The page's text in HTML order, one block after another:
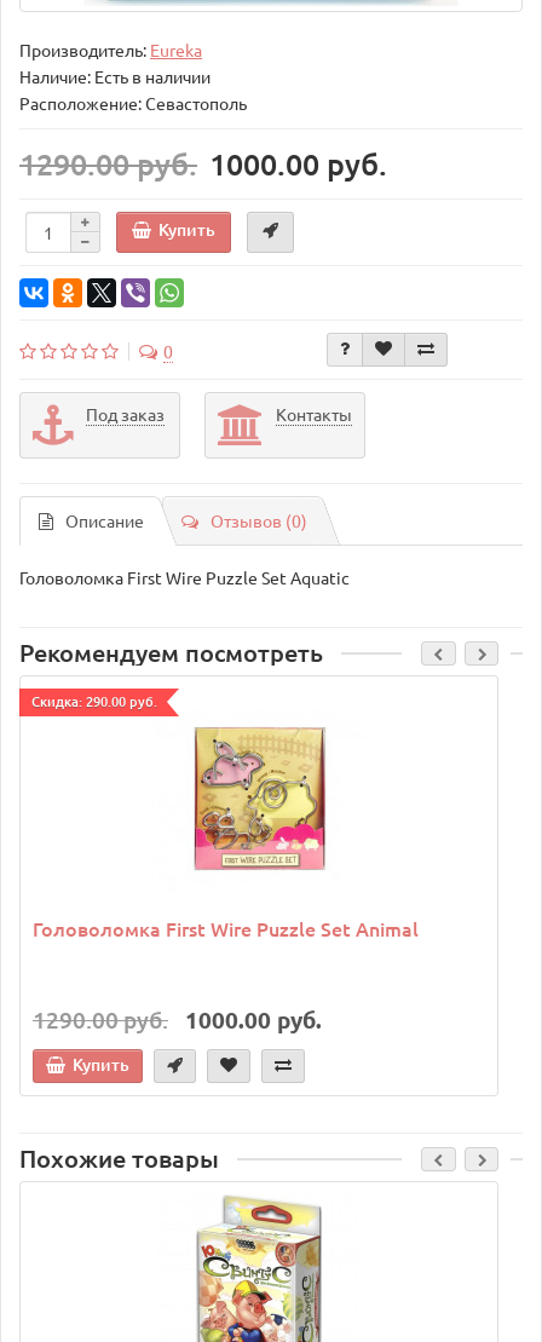
Производитель: Eureka
Наличие: Есть в наличии
Расположение: Севастополь
1290.00 руб. 1000.00 руб.
Купить
0
Под заказ Контакты
Описание Отзывов (0)
Головоломка First Wire Puzzle Set Aquatic
Рекомендуем посмотреть
Cкидка: 290.00 руб.
Головоломка First Wire Puzzle Set Animal
1290.00 руб. 1000.00 руб.
Купить
Похожие товары